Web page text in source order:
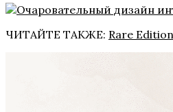
ЧИТАЙТЕ ТАКЖЕ: Rare